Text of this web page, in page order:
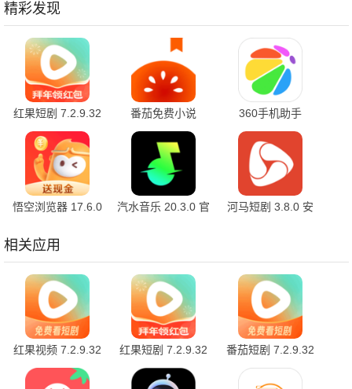
精彩发现
红果短剧 7.2.9.32
官方版
番茄免费小说
7.2.9.32 安卓版
360手机助手
10.2.2 官方版
悟空浏览器 17.6.0
汽水音乐 20.3.0 官
河马短剧 3.8.0 安
相关应用
红果视频 7.2.9.32
最新版
红果短剧 7.2.9.32
官方版
番茄短剧 7.2.9.32
最新版